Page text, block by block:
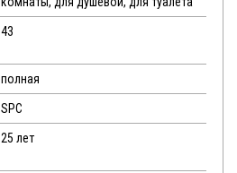
43
полная
SPC
25 лет